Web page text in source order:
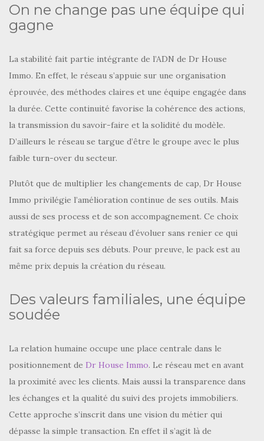
On ne change pas une équipe qui
gagne
La stabilité fait partie intégrante de l’ADN de Dr House
Immo. En effet, le réseau s’appuie sur une organisation
éprouvée, des méthodes claires et une équipe engagée dans
la durée. Cette continuité favorise la cohérence des actions,
la transmission du savoir-faire et la solidité du modèle.
D’ailleurs le réseau se targue d’être le groupe avec le plus
faible turn-over du secteur.
Plutôt que de multiplier les changements de cap, Dr House
Immo privilégie l’amélioration continue de ses outils. Mais
aussi de ses process et de son accompagnement. Ce choix
stratégique permet au réseau d’évoluer sans renier ce qui
fait sa force depuis ses débuts. Pour preuve, le pack est au
même prix depuis la création du réseau.
Des valeurs familiales, une équipe
soudée
La relation humaine occupe une place centrale dans le
positionnement de Dr House Immo. Le réseau met en avant
la proximité avec les clients. Mais aussi la transparence dans
les échanges et la qualité du suivi des projets immobiliers.
Cette approche s’inscrit dans une vision du métier qui
dépasse la simple transaction. En effet il s’agit là de